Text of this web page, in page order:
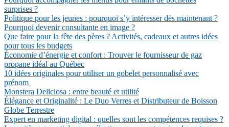
surprises ?
Politique pour les jeunes : pourquoi s’y intéresser dès maintenant ?
Pourquoi devenir consultante en image ?
Que faire pour la fête des pères ? Activités, cadeaux et autres idées
pour tous les budgets
Économie d’énergie et confort : Trouver le fournisseur de gaz
propane idéal au Québec
10 idées originales pour utiliser un gobelet personnalisé avec
prénom
Monstera Deliciosa : entre beauté et utilité
Élégance et Originalité : Le Duo Verres et Distributeur de Boisson
Globe Terrestre
Expert en marketing digital : quelles sont les compétences requises ?